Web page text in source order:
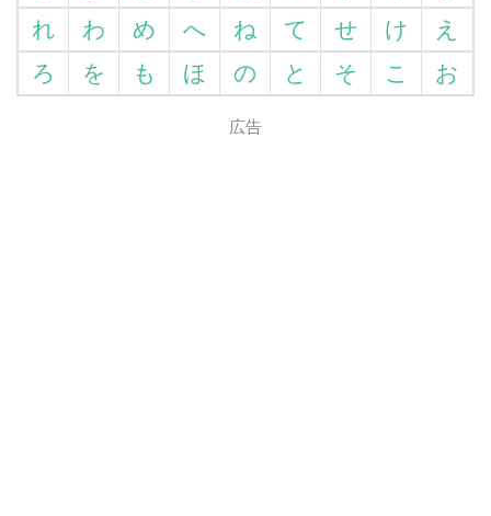
れ
わ め へ ね て せ け
え
ろ
を も ほ の と そ こ お
広告